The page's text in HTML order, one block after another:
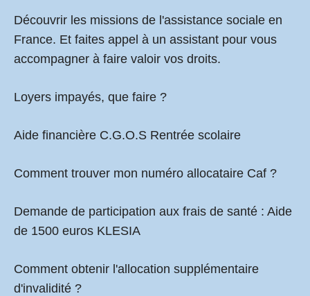
Découvrir les missions de l'assistance sociale en
France. Et faites appel à un assistant pour vous
accompagner à faire valoir vos droits.
Loyers impayés, que faire ?
Aide financière C.G.O.S Rentrée scolaire
Comment trouver mon numéro allocataire Caf ?
Demande de participation aux frais de santé : Aide
de 1500 euros KLESIA
Comment obtenir l'allocation supplémentaire
d'invalidité ?